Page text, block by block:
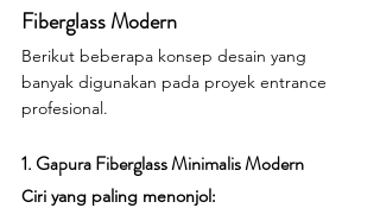
Fiberglass Modern
Berikut beberapa konsep desain yang
banyak digunakan pada proyek entrance
profesional.
1. Gapura Fiberglass Minimalis Modern
Ciri yang paling menonjol: